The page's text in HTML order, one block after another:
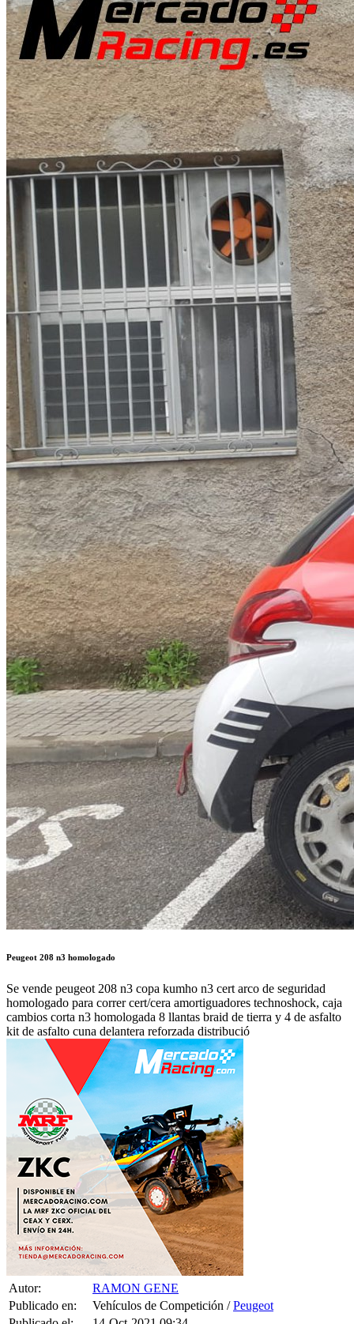
Peugeot 208 n3 homologado
Se vende peugeot 208 n3 copa kumho n3 cert arco de seguridad
homologado para correr cert/cera amortiguadores technoshock, caja
cambios corta n3 homologada 8 llantas braid de tierra y 4 de asfalto
kit de asfalto cuna delantera reforzada distribució
Autor:
RAMON GENE
Publicado en:
Vehículos de Competición /Peugeot